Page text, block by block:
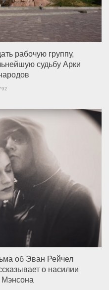
рабочую группу,
судьбу Арки
об Эван Рейчел
о насилии